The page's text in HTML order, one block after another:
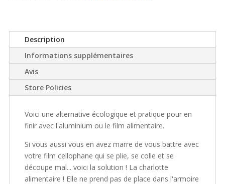
Description
Informations supplémentaires
Avis
Store Policies
Voici une alternative écologique et pratique pour en
finir avec l'aluminium ou le film alimentaire.
Si vous aussi vous en avez marre de vous battre avec
votre film cellophane qui se plie, se colle et se
découpe mal... voici la solution ! La charlotte
alimentaire ! Elle ne prend pas de place dans l'armoire